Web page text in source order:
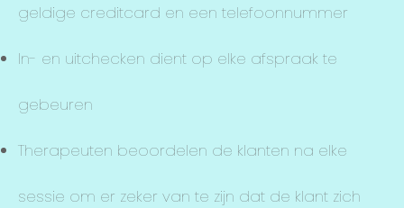
geldige creditcard en een telefoonnummer
In- en uitchecken dient op elke afspraak te
gebeuren
Therapeuten beoordelen de klanten na elke
sessie om er zeker van te zijn dat de klant zich